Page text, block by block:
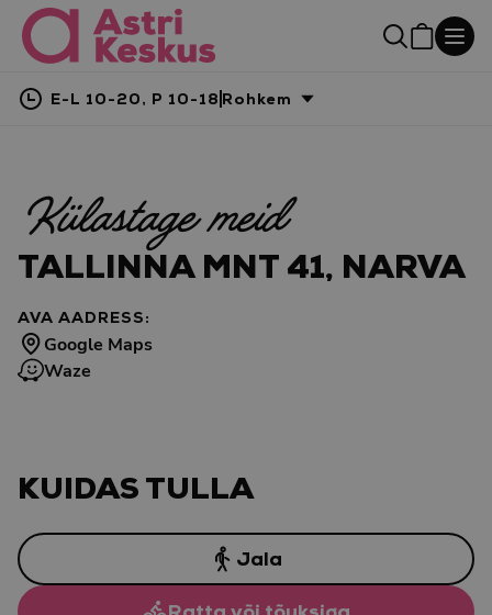
E-L 10-20, P 10-18 Rohkem
Külastage meid
TALLINNA MNT 41, NARVA
AVA AADRESS:
Google Maps
Waze
KUIDAS TULLA
Jala